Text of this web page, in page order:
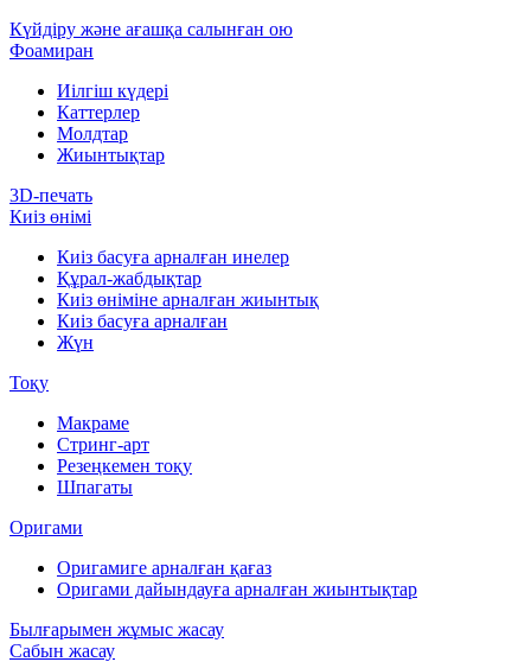
Күйдіру және ағашқа салынған ою
Фоамиран
Иілгіш күдері
Каттерлер
Молдтар
Жиынтықтар
3D-печать
Киіз өнімі
Киіз басуға арналған инелер
Құрал-жабдықтар
Киіз өніміне арналған жиынтық
Киіз басуға арналған
Жүн
Тоқу
Макраме
Стринг-арт
Резеңкемен тоқу
Шпагаты
Оригами
Оригамиге арналған қағаз
Оригами дайындауға арналған жиынтықтар
Былғарымен жұмыс жасау
Сабын жасау